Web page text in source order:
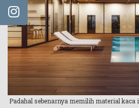
Padahal sebenarnya memilih material